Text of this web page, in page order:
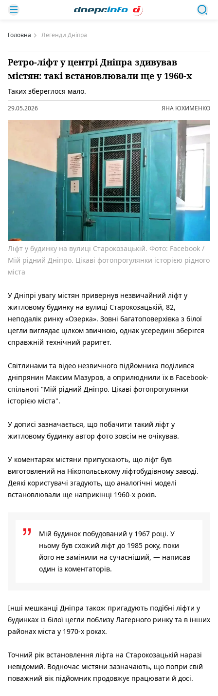
Головна Легенди Дніпра
Ретро-ліфт у центрі Дніпра здивував
містян: такі встановлювали ще у 1960-х
Таких збереглося мало.
29.05.2026 ЯНА ЮХИМЕНКО
Ліфт у будинку на вулиці Старокозацькій. Фото: Facebook /
Мій рідний Дніпро. Цікаві фотопрогулянки історією рідного
міста
У Дніпрі увагу містян привернув незвичайний ліфт у
житловому будинку на вулиці Старокозацькій, 82,
неподалік ринку «Озерка». Зовні багатоповерхівка з білої
цегли виглядає цілком звичною, однак усередині зберігся
справжній технічний раритет.
Світлинами та відео незвичного підйомника поділився
дніпрянин Максим Мазуров, а оприлюднили їх в Facebook-
спільноті "Мій рідний Дніпро. Цікаві фотопрогулянки
історією міста".
У дописі зазначається, що побачити такий ліфт у
житловому будинку автор фото зовсім не очікував.
У коментарях містяни припускають, що ліфт був
виготовлений на Нікопольському ліфтобудівному заводі.
Деякі користувачі згадують, що аналогічні моделі
встановлювали ще наприкінці 1960-х років.
Мій будинок побудований у 1967 році. У
ньому був схожий ліфт до 1985 року, поки
його не замінили на сучасніший, — написав
один із коментаторів.
Інші мешканці Дніпра також пригадують подібні ліфти у
будинках із білої цегли поблизу Лагерного ринку та в інших
районах міста у 1970-х роках.
Точний рік встановлення ліфта на Старокозацькій наразі
невідомий. Водночас містяни зазначають, що попри свій
поважний вік підйомник продовжує працювати й досі.